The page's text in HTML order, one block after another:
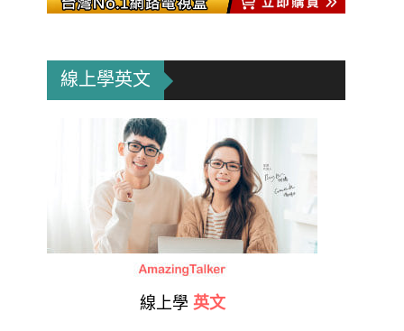
線上學英文
線上學 英文